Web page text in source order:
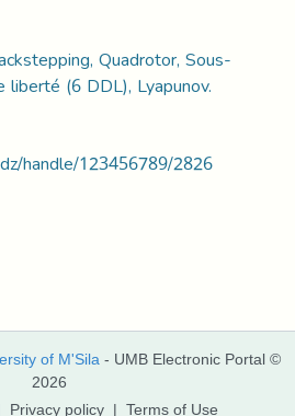
Quadrotor, Sous-
(6 DDL), Lyapunov.
handle/123456789/2826
of M'Sila - UMB Electronic Portal ©
2026
Privacy policy | Terms of Use